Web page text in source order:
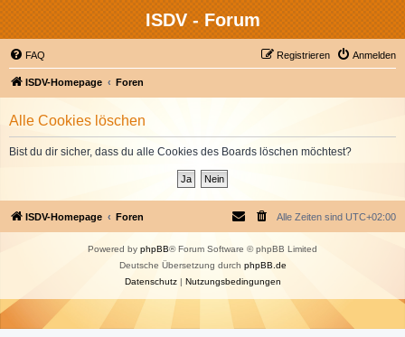
ISDV - Forum
FAQ Anmelden
Registrieren
ISDV-Homepage Foren
Alle Cookies löschen
Bist du dir sicher, dass du alle Cookies des Boards löschen möchtest?
ISDV-Homepage Foren Alle Zeiten sind UTC+02:00
Powered by phpBB® Forum Software © phpBB Limited
Deutsche Übersetzung durch phpBB.de
Datenschutz| Nutzungsbedingungen